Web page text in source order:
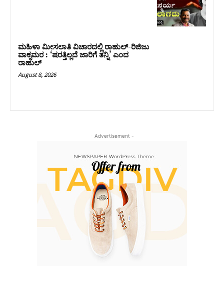
ಮಹಿಳಾ ಮೀಸಲಾತಿ ವಿಚಾರದಲ್ಲಿ ರಾಹುಲ್‌-ರಿಜಿಜು
ವಾಕ್ಸಮರ : ‘ಷರತ್ತಿಲ್ಲದೆ ಜಾರಿಗೆ ತನ್ನಿ’ ಎಂದ
ರಾಹುಲ್‌
August 8, 2026
- Advertisement -